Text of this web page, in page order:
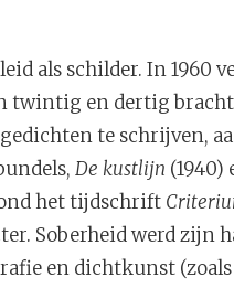
als schilder. In 1960
twintig en dertig
te schrijven,
De kustlijn (1940)
het tijdschrift
Soberheid werd
en dichtkunst